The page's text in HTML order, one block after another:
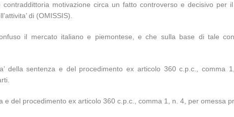
motivazione circa un fatto controverso e decisivo
di (OMISSIS).
il mercato italiano e piemontese, e che sulla base di tale
della sentenza e del procedimento ex articolo 360 c.p.c., comma
e del procedimento ex articolo 360 c.p.c., comma 1, n. 4, per omessa